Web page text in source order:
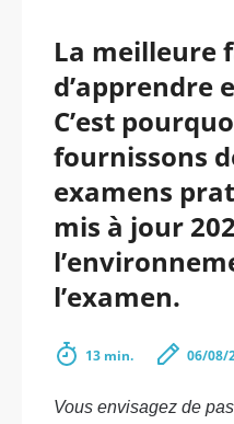
La meilleure
d’apprendre
C’est
fournissons
examens
mis à jour
l’examen.
13 min. 06/08/
Vous envisagez de